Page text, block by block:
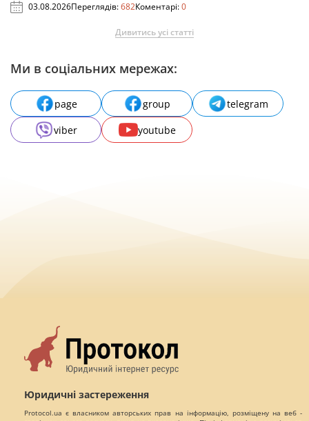
03.08.2026Переглядів:682Коментарі:0
Дивитись усі статті
Ми в соціальних мережах:
page group
telegram
viber
youtube
Юридичні застереження
Protocol.ua є власником авторських прав на інформацію, розміщену на веб -